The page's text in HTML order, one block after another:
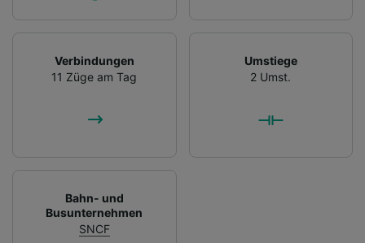
Verbindungen
11 Züge am Tag
Umstiege
2 Umst.
Bahn- und
Busunternehmen
SNCF